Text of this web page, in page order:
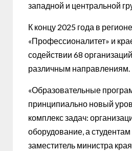
западной и центральной
К концу 2025 года в
«Профессионалитет» и
содействии 68
различным направлениям.
«Образовательные
принципиально новый
комплекс задач:
оборудование, а
заместитель министра края